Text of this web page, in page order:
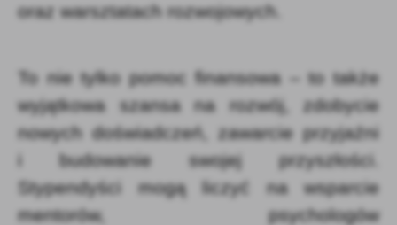
oraz warsztatach rozwojowych.
To nie tylko pomoc finansowa – to także
wyjątkowa szansa na rozwój, zdobycie
nowych doświadczeń, zawarcie przyjaźni
i budowanie swojej przyszłości.
Stypendyści mogą liczyć na wsparcie
mentorów, psychologów